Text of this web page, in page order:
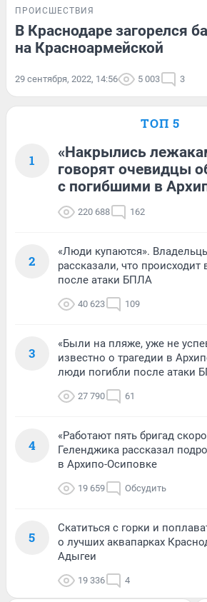
ПРОИСШЕСТВИЯ
В Краснодаре загорелся
на Красноармейской
29 сентября, 2022, 14:56 5 003 3
ТОП 5
1
«Накрылись
говорят очевидцы
с погибшими в
220 688 162
2
«Люди купаются».
рассказали, что
после атаки БПЛА
40 623 109
3
«Были на пляже, уже не
известно о трагедии в
люди погибли после атаки
27 790 61
4
«Работают пять бригад
Геленджика рассказал
в Архипо-Осиповке
19 659 Обсудить
5
Скатиться с горки и
о лучших аквапарках
Адыгеи
19 336 4